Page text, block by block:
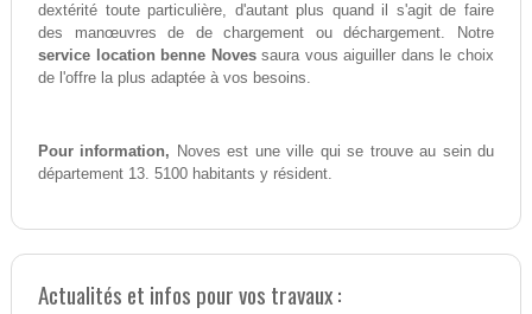
dextérité toute particulière, d'autant plus quand il s'agit de faire
des manœuvres de de chargement ou déchargement. Notre
service location benne Novessaura vous aiguiller dans le choix
de l'offre la plus adaptée à vos besoins.
Pour information, Noves est une ville qui se trouve au sein du
département 13. 5100 habitants y résident.
Actualités et infos pour vos travaux :